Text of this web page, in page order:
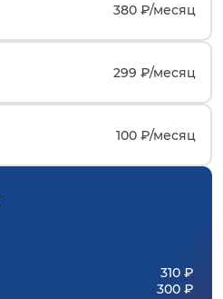
380 ₽/месяц
299 ₽/месяц
100 ₽/месяц
310 ₽
300 ₽